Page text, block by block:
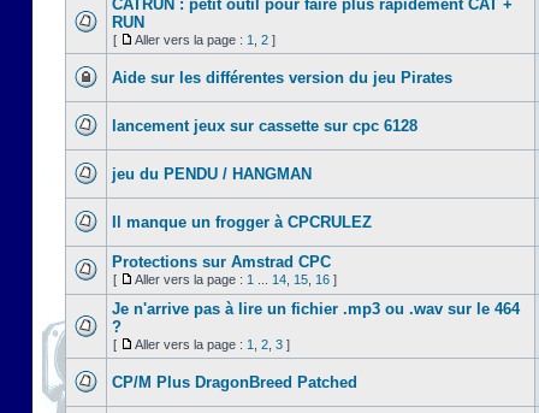
CATRUN : petit outil pour faire plus rapidement CAT +
RUN
[ Aller vers la page : 1 2 ]
Aide sur les différentes version du jeu Pirates
lancement jeux sur cassette sur cpc 6128
jeu du PENDU / HANGMAN
Il manque un frogger à CPCRULEZ
Protections sur Amstrad CPC
[ Aller vers la page : 1 14 15 16 ]
Je n'arrive pas à lire un fichier .mp3 ou .wav sur le 464
?
[ Aller vers la page : 1 2 3 ]
CP/M Plus DragonBreed Patched